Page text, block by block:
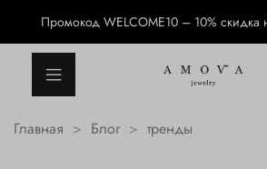
Промокод WELCOME10 – 10% скидка
Главная Блог тренды